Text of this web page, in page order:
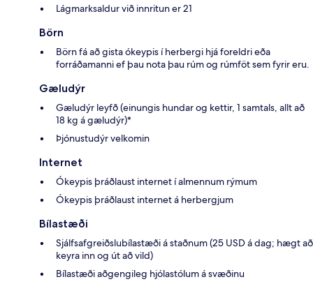
Lágmarksaldur við innritun er 21
Börn
Börn fá að gista ókeypis í herbergi hjá foreldri eða
forráðamanni ef þau nota þau rúm og rúmföt sem fyrir eru.
Gæludýr
Gæludýr leyfð (einungis hundar og kettir, 1 samtals, allt að
18 kg á gæludýr)*
Þjónustudýr velkomin
Internet
Ókeypis þráðlaust internet í almennum rýmum
Ókeypis þráðlaust internet á herbergjum
Bílastæði
Sjálfsafgreiðslubílastæði á staðnum (25 USD á dag; hægt að
keyra inn og út að vild)
Bílastæði aðgengileg hjólastólum á svæðinu